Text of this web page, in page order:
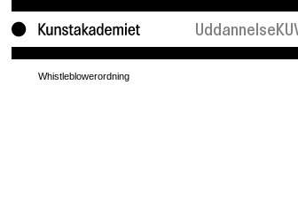
Uddannelse
Whistleblowerordning